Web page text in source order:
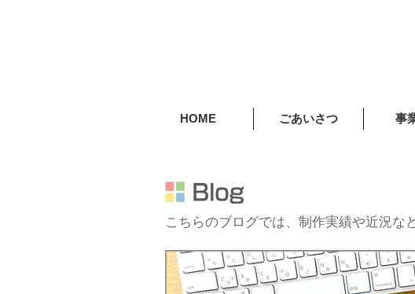
HOME ごあいさつ 事
こちらのブログでは、制作実績や近況な